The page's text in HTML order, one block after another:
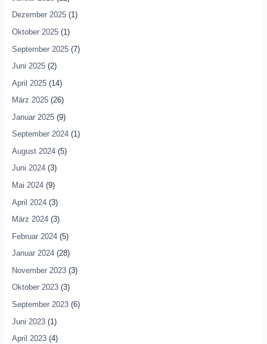
Dezember 2025(1)
Oktober 2025(1)
September 2025(7)
Juni 2025(2)
April 2025(14)
März 2025(26)
Januar 2025(9)
September 2024(1)
August 2024(5)
Juni 2024(3)
Mai 2024(9)
April 2024(3)
März 2024(3)
Februar 2024(5)
Januar 2024(28)
November 2023(3)
Oktober 2023(3)
September 2023(6)
Juni 2023(1)
April 2023(4)